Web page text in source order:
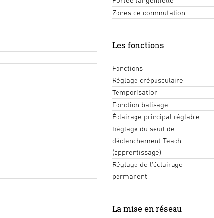
Zones de commutation
Les fonctions
Fonctions
Réglage crépusculaire
Temporisation
Fonction balisage
Éclairage principal réglable
Réglage du seuil de
déclenchement Teach
(apprentissage)
Réglage de l'éclairage
permanent
La mise en réseau